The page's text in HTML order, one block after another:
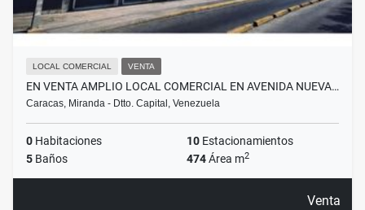
LOCAL COMERCIAL VENTA
EN VENTA AMPLIO LOCAL COMERCIAL EN AVENIDA NUEVA…
Caracas, Miranda - Dtto. Capital, Venezuela
0 Habitaciones 10 Estacionamientos
5 Baños 474Área m2
Venta